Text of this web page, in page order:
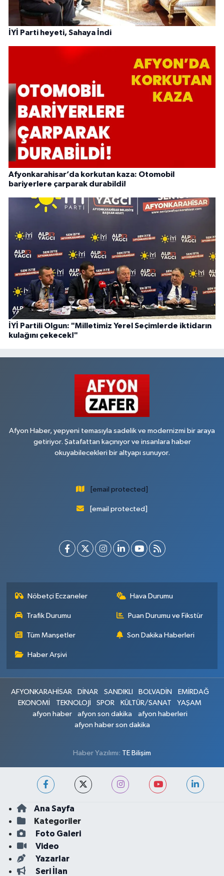
İYİ Parti heyeti, Sahaya İndi
Afyonkarahisar’da korkutan kaza: Otomobil
bariyerlere çarparak durabildi!
İYİ Partili Olgun: "Milletimiz Yerel Seçimlerde iktidarın
kulağını çekecek!"
Afyon Haber, yepyeni temasıyla sadelik ve modernizmi bir araya
getiriyor. Şatafattan kaçınıyor ve insanlara haber
okuyabilecekleri bir altyapı sunuyor.
[email protected]
[email protected]
Nöbetçi Eczaneler Hava Durumu
Trafik Durumu Puan Durumu ve Fikstür
Tüm Manşetler Son Dakika Haberleri
Haber Arşivi
AFYONKARAHİSAR DİNAR SANDIKLI BOLVADİN
EMİRDAĞ
EKONOMİ
TEKNOLOJİ SPOR KÜLTÜR/SANAT
YAŞAM
afyon haber
afyon son dakika
afyon haberleri
afyon haber son dakika
Haber Yazılımı: TE Bilişim
Ana Sayfa
Kategoriler
Foto Galeri
Video
Yazarlar
Seri İlan